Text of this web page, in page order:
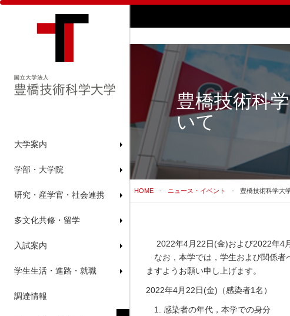
大学案内
学部・大学院
研究・産学官・社会連携
多文化共修・留学
入試案内
学生生活・進路・就職
調達情報
豊橋技術科
いて
HOME ニュース・イベント 豊橋技術科学大
2022年4月22日(金)および2022年4
なお，本学では，学生および関係者
ますようお願い申し上げます。
2022年4月22日(金)（感染者1名）
感染者の年代，本学での身分